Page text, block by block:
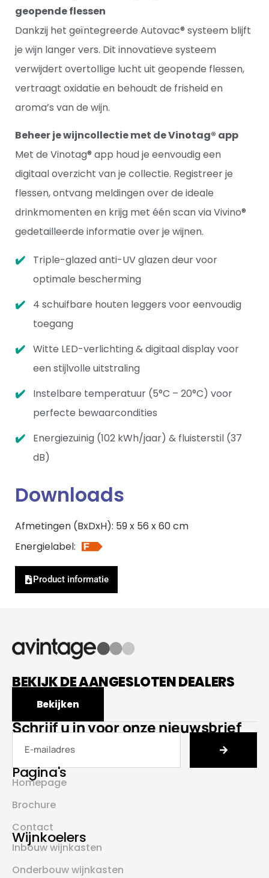
geopende flessen
Dankzij het geïntegreerde Autovac® systeem blijft
je wijn langer vers. Dit innovatieve systeem
verwijdert overtollige lucht uit geopende flessen,
vertraagt oxidatie en behoudt de frisheid en
aroma’s van de wijn.
Beheer je wijncollectie met de Vinotag® app
Met de Vinotag® app houd je eenvoudig een
digitaal overzicht van je collectie. Registreer je
flessen, ontvang meldingen over de ideale
drinkmomenten en krijg met één scan via Vivino®
gedetailleerde informatie over je wijnen.
Triple-glazed anti-UV glazen deur voor
optimale bescherming
4 schuifbare houten leggers voor eenvoudig
toegang
Witte LED-verlichting & digitaal display voor
een stijlvolle uitstraling
Instelbare temperatuur (5°C – 20°C) voor
perfecte bewaarcondities
Energiezuinig (102 kWh/jaar) & fluisterstil (37
dB)
Downloads
Afmetingen (BxDxH): 59 x 56 x 60 cm
Energielabel:
Product informatie
BEKIJK DE AANGESLOTEN DEALERS
Bekijken
Schrijf u in voor onze nieuwsbrief
Pagina's
Homepage
Brochure
Contact
Wijnkoelers
Inbouw wijnkasten
Onderbouw wijnkasten